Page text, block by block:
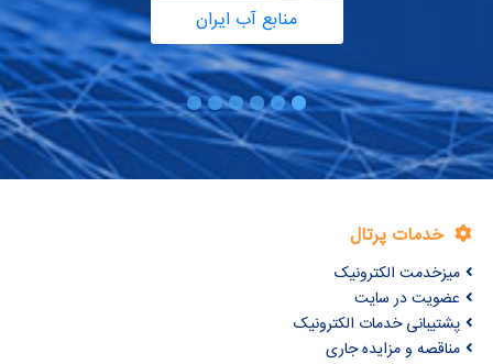
منابع آب ایران
خدمات پرتال
میزخدمت الکترونیک
عضویت در سایت
پشتیبانی خدمات الکترونیک
مناقصه و مزایده جاری